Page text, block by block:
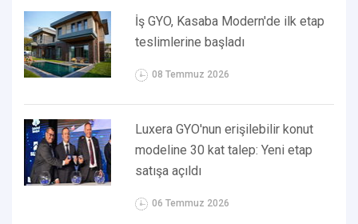
İş GYO, Kasaba Modern'de ilk etap
teslimlerine başladı
08 Temmuz 2026
Luxera GYO'nun erişilebilir konut
modeline 30 kat talep: Yeni etap
satışa açıldı
06 Temmuz 2026